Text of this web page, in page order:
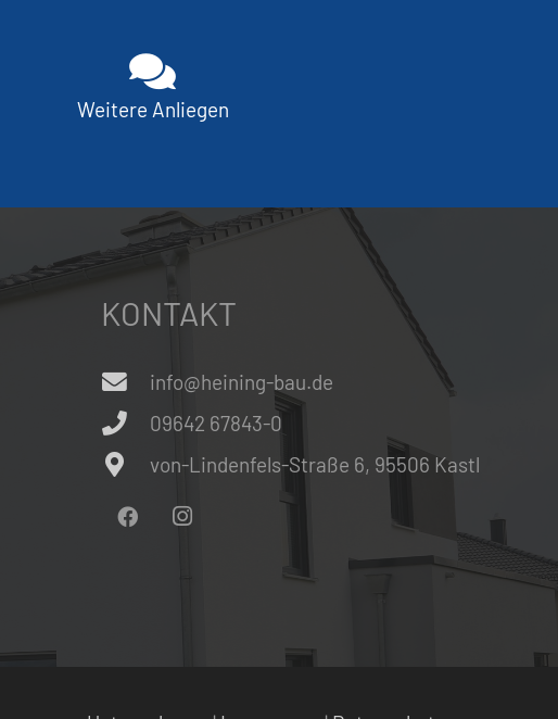
Weitere Anliegen
KONTAKT
info@heining-bau.de
09642 67843-0
von-Lindenfels-Straße 6, 95506 Kastl